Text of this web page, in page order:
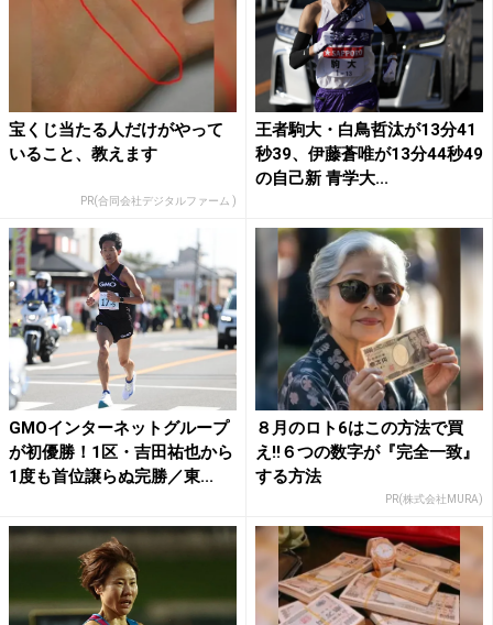
宝くじ当たる人だけがやって
いること、教えます
PR(合同会社デジタルファーム )
王者駒大・白鳥哲汰が13分41
秒39、伊藤蒼唯が13分44秒49
の自己新 青学大...
GMOインターネットグループ
が初優勝！1区・吉田祐也から
1度も首位譲らぬ完勝／東...
８月のロト6はこの方法で買
え!!６つの数字が『完全一致』
する方法
PR(株式会社MURA)